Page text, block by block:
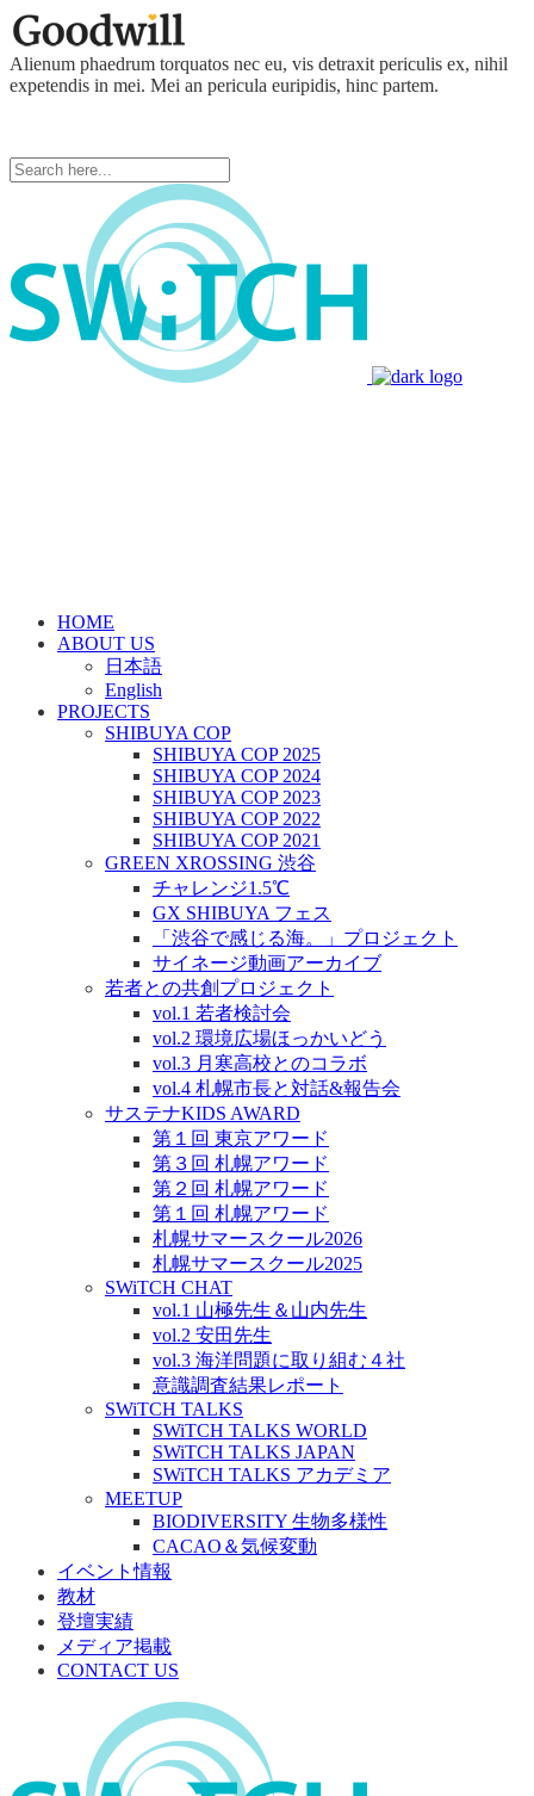
Alienum phaedrum torquatos nec eu, vis detraxit periculis ex, nihil
expetendis in mei. Mei an pericula euripidis, hinc partem.
HOME
ABOUT US
日本語
English
PROJECTS
SHIBUYA COP
SHIBUYA COP 2025
SHIBUYA COP 2024
SHIBUYA COP 2023
SHIBUYA COP 2022
SHIBUYA COP 2021
GREEN XROSSING 渋谷
チャレンジ1.5℃
GX SHIBUYA フェス
「渋谷で感じる海。」プロジェクト
サイネージ動画アーカイブ
若者との共創プロジェクト
vol.1 若者検討会
vol.2 環境広場ほっかいどう
vol.3 月寒高校とのコラボ
vol.4 札幌市長と対話&報告会
サステナKIDS AWARD
第１回 東京アワード
第３回 札幌アワード
第２回 札幌アワード
第１回 札幌アワード
札幌サマースクール2026
札幌サマースクール2025
SWiTCH CHAT
vol.1 山極先生＆山内先生
vol.2 安田先生
vol.3 海洋問題に取り組む４社
意識調査結果レポート
SWiTCH TALKS
SWiTCH TALKS WORLD
SWiTCH TALKS JAPAN
SWiTCH TALKS アカデミア
MEETUP
BIODIVERSITY 生物多様性
CACAO＆気候変動
イベント情報
教材
登壇実績
メディア掲載
CONTACT US